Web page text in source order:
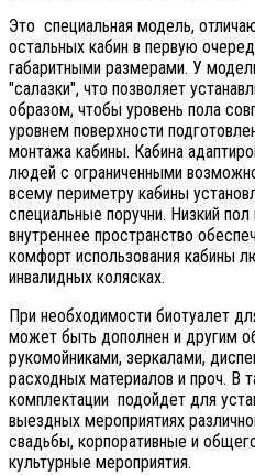
Это специальная модель,
остальных кабин в первую
габаритными размерами. У
"салазки", что позволяет
образом, чтобы уровень пола
уровнем поверхности
монтажа кабины. Кабина
людей с ограниченными
всему периметру кабины
специальные поручни. Низкий
внутреннее пространство
комфорт использования кабины
инвалидных колясках.
При необходимости биотуалет
может быть дополнен и другим
рукомойниками, зеркалами,
расходных материалов и проч. В
комплектации подойдет для
выездных мероприятиях
свадьбы, корпоративные и
культурные мероприятия.